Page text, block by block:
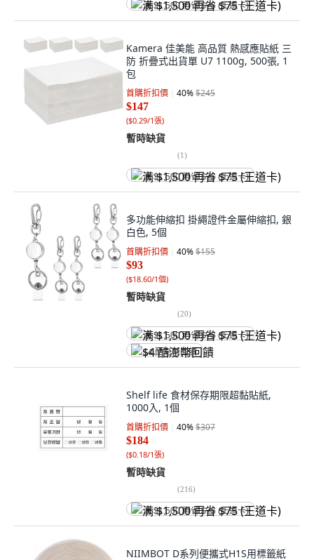
满 $1,500 再省 $75 (王道卡)
Kamera 佳美能 高品質 熱感應貼紙 三
防 折疊式出貨單 U7 1100g, 500張, 1
包
首購折扣價 40%$245
$147
($0.29/1張)
暫時缺貨
(1)
满 $1,500 再省 $75 (王道卡)
多功能伸縮扣 掛繩證件金屬伸縮扣, 銀
白色, 5個
首購折扣價 40%$155
$93
($18.60/1個)
暫時缺貨
(20)
满 $1,500 再省 $75 (王道卡)
$4 酷澎幣回饋
Shelf life 食材保存期限超黏貼紙,
1000入, 1個
首購折扣價 40%$307
$184
($0.18/1張)
暫時缺貨
(216)
满 $1,500 再省 $75 (王道卡)
NIIMBOT D系列便攜式H1S用標籤紙